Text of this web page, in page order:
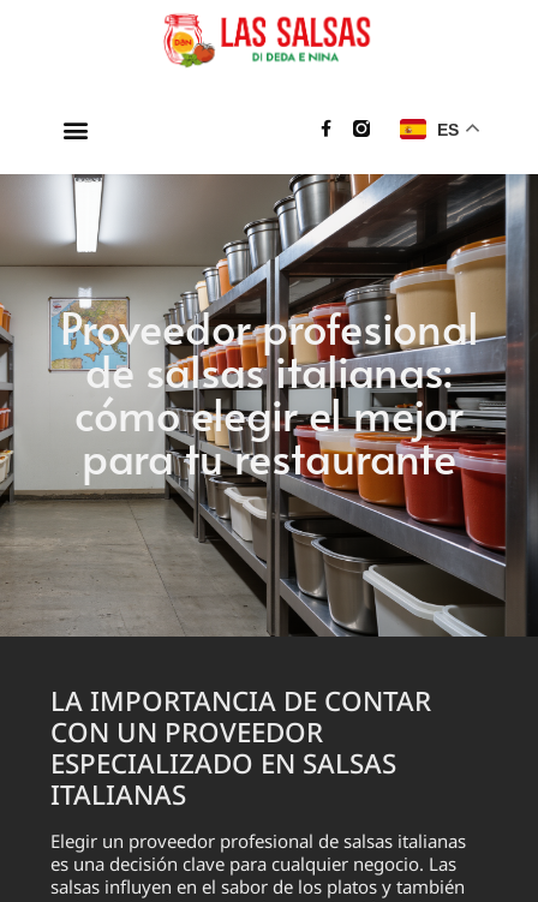
ES
Proveedor profesional
de salsas italianas:
cómo elegir el mejor
para tu restaurante
LA IMPORTANCIA DE CONTAR
CON UN PROVEEDOR
ESPECIALIZADO EN SALSAS
ITALIANAS
Elegir un proveedor profesional de salsas italianas
es una decisión clave para cualquier negocio. Las
salsas influyen en el sabor de los platos y también